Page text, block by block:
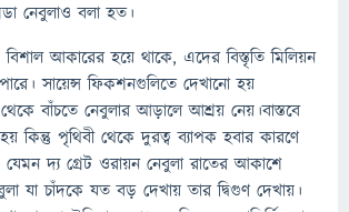
নেবুলাও বলা হত।
বিশাল আকারের হয়ে থাকে, এদের বিস্তৃতি মিলিয়ন
সায়েন্স ফিকশনগুলিতে দেখানো হয়
বাঁচতে নেবুলার আড়ালে আশ্রয় নেয়।বাস্তবে
কিন্তু পৃথিবী থেকে দুরত্ব ব্যাপক হবার কারণে
দ্য গ্রেট ওরায়ন নেবুলা রাতের আকাশে
যা চাঁদকে যত বড় দেখায় তার দ্বিগুণ দেখায়।